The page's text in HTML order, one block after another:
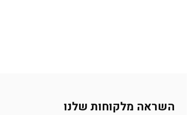
השראה מלקוחות שלנו